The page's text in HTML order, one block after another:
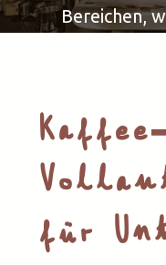
Bereichen,
nur auswärts,
für